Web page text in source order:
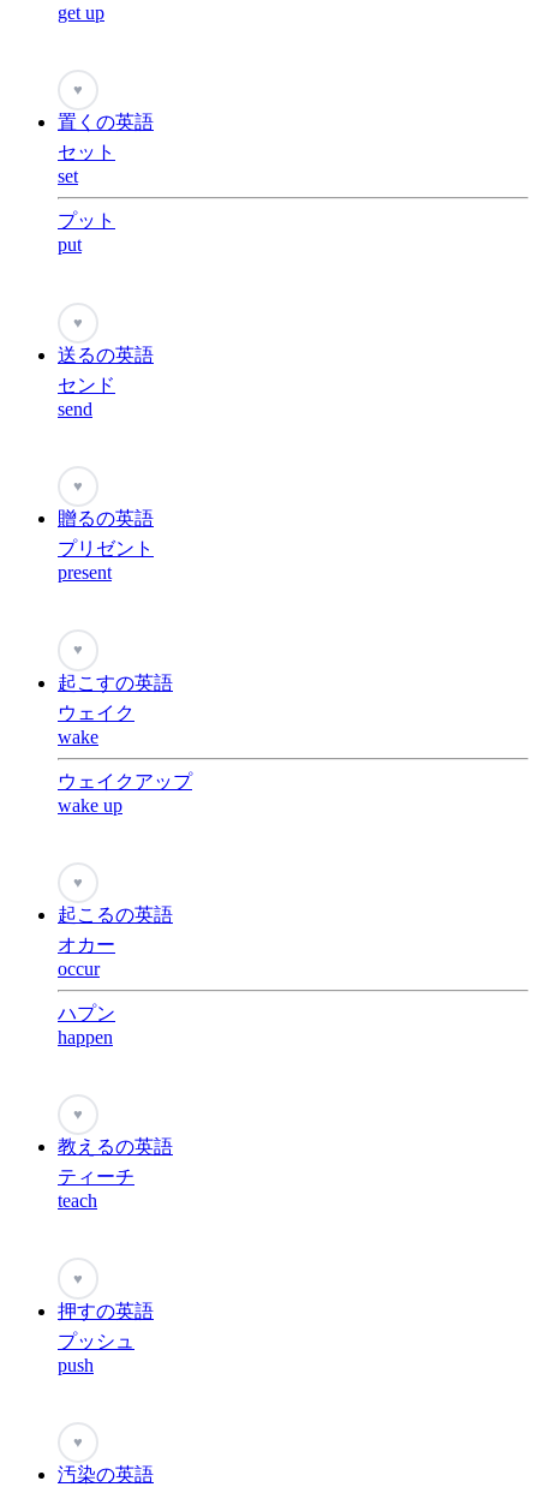
get up
♥
置くの英語
セット
set
プット
put
♥
送るの英語
センド
send
♥
贈るの英語
プリゼント
present
♥
起こすの英語
ウェイク
wake
ウェイクアップ
wake up
♥
起こるの英語
オカー
occur
ハプン
happen
♥
教えるの英語
ティーチ
teach
♥
押すの英語
プッシュ
push
♥
汚染の英語